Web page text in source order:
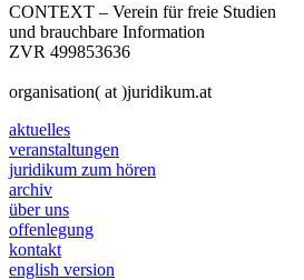
CONTEXT – Verein für freie Studien
und brauchbare Information
ZVR 499853636
organisation( at )juridikum.at
aktuelles
veranstaltungen
juridikum zum hören
archiv
über uns
offenlegung
kontakt
english version